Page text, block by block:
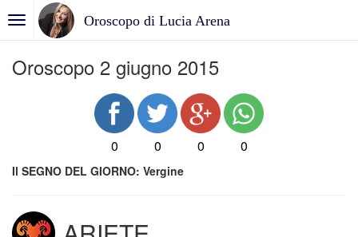
Oroscopo di Lucia Arena
Oroscopo 2 giugno 2015
0 0 0 0
Il SEGNO DEL GIORNO: Vergine